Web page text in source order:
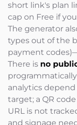
short link's plan
cap on Free if
The generator
types out of the
payment
There is no
analytics
target; a QR
URL is not
and signage